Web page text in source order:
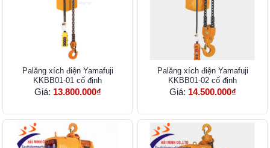
Palăng xích điện Yamafuji
KKBB01-01 cố định
Giá: 13.800.000₫
Palăng xích điện Yamafuji
KKBB01-02 cố định
Giá: 14.500.000₫